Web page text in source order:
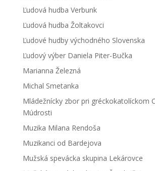
Ľudová hudba Verbunk
Ľudová hudba Žoltakovci
Ľudové hudby východného Slovenska
Ľudový výber Daniela Piter-Bučka
Marianna Železná
Michal Smetanka
Mládežnícky zbor pri gréckokatolíckom
Múdrosti
Muzika Milana Rendoša
Muzikanci od Bardejova
Mužská spevácka skupina Lekárovce